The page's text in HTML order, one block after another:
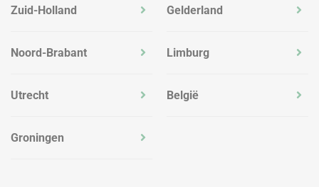
Zuid-Holland
Noord-Brabant
Utrecht
Groningen
Gelderland
Limburg
België